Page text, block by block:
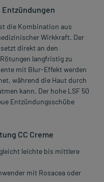
die Kombination aus
Wirkkraft. Der
direkt an den
langfristig zu
mit Blur-Effekt werden
während die Haut durch
kann. Der hohe LSF 50
Entzündungsschübe
CC Creme
leichte bis mittlere
mit Rosacea oder